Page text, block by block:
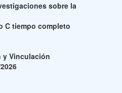
sobre la
C tiempo completo
y Vinculación